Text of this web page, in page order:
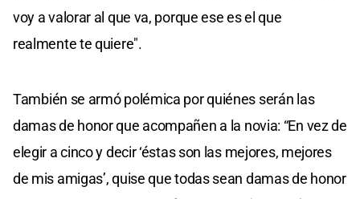
voy a valorar al que va, porque ese es el que
realmente te quiere".
También se armó polémica por quiénes serán las
damas de honor que acompañen a la novia: “En vez de
elegir a cinco y decir ‘éstas son las mejores, mejores
de mis amigas’, quise que todas sean damas de honor